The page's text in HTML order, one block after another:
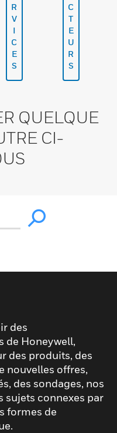
R
V
I
C
E
S
C
T
E
U
R
S
QUELQUE
CI-
des
de Honeywell,
des produits, des
nouvelles offres,
des sondages, nos
sujets connexes par
formes de